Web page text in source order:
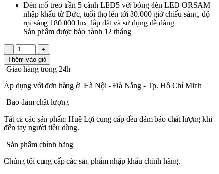
Đèn mổ treo trần 5 cánh LED5 với bóng đèn LED ORSAM
nhập khẩu từ Đức, tuổi thọ lên tới 80.000 giờ chiếu sáng, độ
rọi sáng 180.000 lux, lắp đặt và sử dụng dễ dàng
Sản phẩm được bảo hành 12 tháng
-
+
Thêm vào giỏ
Giao hàng trong 24h
Áp dụng với đơn hàng ở Hà Nội - Đà Nằng - Tp. Hồ Chí Minh
Bảo đảm chất lượng
Tất cả các sản phẩm Huê Lợi cung cấp đều đảm bảo chất lượng khi
đến tay người tiêu dùng.
Sản phẩm chính hãng
Chúng tôi cung cấp các sản phẩm nhập khẩu chính hãng.